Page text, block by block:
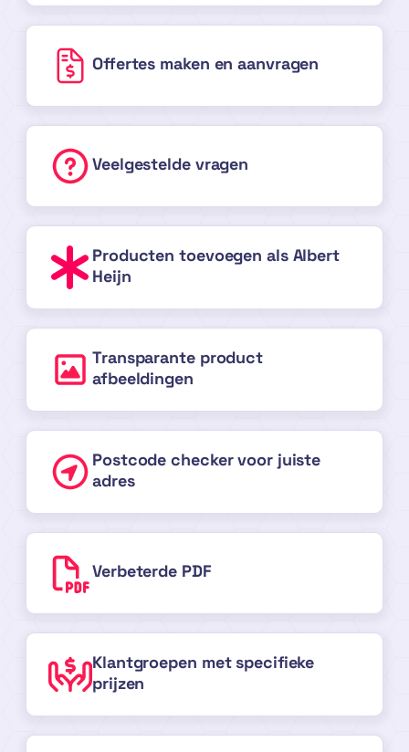
Offertes maken en aanvragen
Veelgestelde vragen
Producten toevoegen als Albert
Heijn
Transparante product
afbeeldingen
Postcode checker voor juiste
adres
Verbeterde PDF
Klantgroepen met specifieke
prijzen